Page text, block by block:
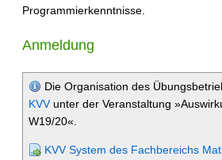
Programmierkenntnisse.
Anmeldung
Die Organisation des
KVVunter der Veranstaltung
W19/20«.
KVV System des Fachbereichs